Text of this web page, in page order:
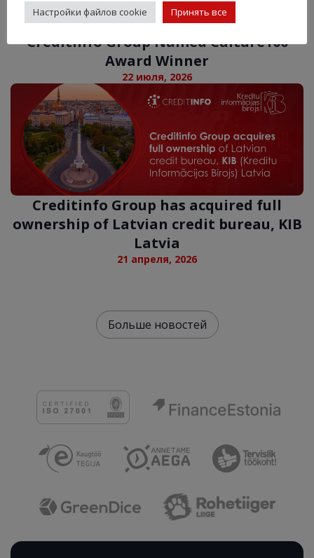
Creditinfo Group Named Culture100
Award Winner
22 июля, 2026
Creditinfo Group has acquired full
ownership of Latvian credit bureau, KIB
Latvia
21 апреля, 2026
Больше новостей
Настройки файлов cookie Принять все